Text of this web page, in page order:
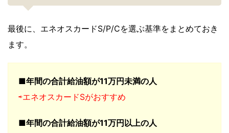
最後に、エネオスカードS/P/Cを選ぶ基準をまとめておき
ます。
■年間の合計給油額が11万円未満の人
⇨エネオスカードSがおすすめ
■年間の合計給油額が11万円以上の人